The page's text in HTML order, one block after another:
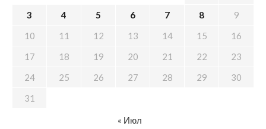
3
4 5 6 7 8
9
10
11 12 13 14 15
16
17
18 19 20 21 22
23
24
25 26 27 28 29
30
31
« Июл